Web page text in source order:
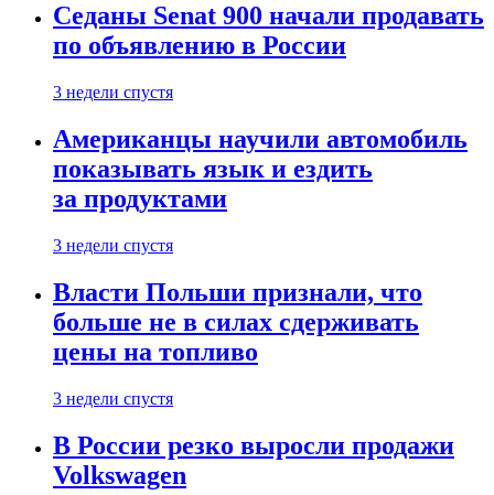
Седаны Senat 900 начали продавать
по объявлению в России
3 недели спустя
Американцы научили автомобиль
показывать язык и ездить
за продуктами
3 недели спустя
Власти Польши признали, что
больше не в силах сдерживать
цены на топливо
3 недели спустя
В России резко выросли продажи
Volkswagen